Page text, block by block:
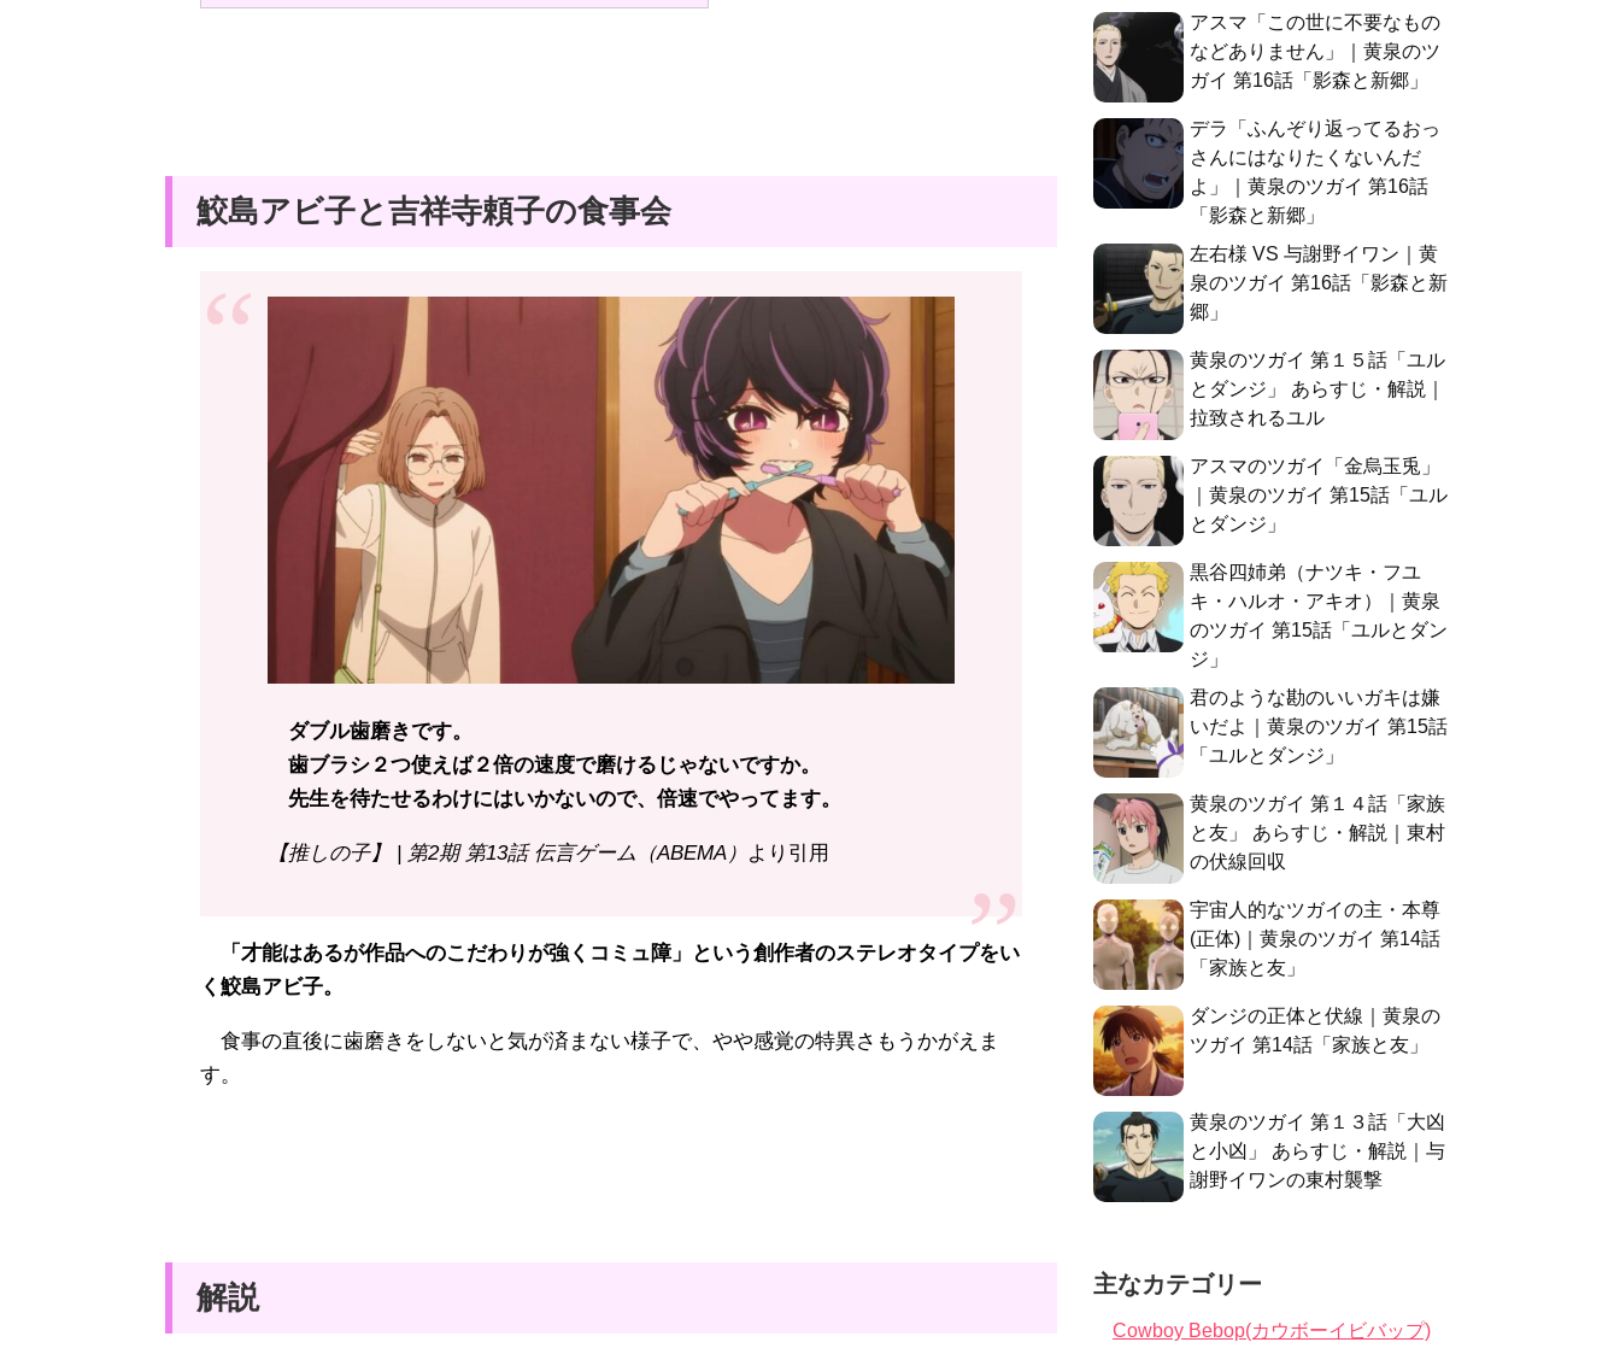
鮫島アビ子と吉祥寺頼子の食事会
ダブル歯磨きです。
歯ブラシ２つ使えば２倍の速度で磨けるじゃないですか。
先生を待たせるわけにはいかないので、倍速でやってます。
【推しの子】 | 第2期 第13話 伝言ゲーム（ABEMA） より引用
「才能はあるが作品へのこだわりが強くコミュ障」という創作者のステレオタイプをい
く鮫島アビ子。
食事の直後に歯磨きをしないと気が済まない様子で、やや感覚の特異さもうかがえま
す。
解説
アスマ「この世に不要なもの
などありません」｜黄泉のツ
ガイ 第16話「影森と新郷」
デラ「ふんぞり返ってるおっ
さんにはなりたくないんだ
よ」｜黄泉のツガイ 第16話
「影森と新郷」
左右様 VS 与謝野イワン｜黄
泉のツガイ 第16話「影森と新
郷」
黄泉のツガイ 第１５話「ユル
とダンジ」 あらすじ・解説｜
拉致されるユル
アスマのツガイ「金烏玉兎」
｜黄泉のツガイ 第15話「ユル
とダンジ」
黒谷四姉弟（ナツキ・フユ
キ・ハルオ・アキオ）｜黄泉
のツガイ 第15話「ユルとダン
ジ」
君のような勘のいいガキは嫌
いだよ｜黄泉のツガイ 第15話
「ユルとダンジ」
黄泉のツガイ 第１４話「家族
と友」 あらすじ・解説｜東村
の伏線回収
宇宙人的なツガイの主・本尊
(正体)｜黄泉のツガイ 第14話
「家族と友」
ダンジの正体と伏線｜黄泉の
ツガイ 第14話「家族と友」
黄泉のツガイ 第１３話「大凶
と小凶」 あらすじ・解説｜与
謝野イワンの東村襲撃
主なカテゴリー
Cowboy Bebop(カウボーイビバップ)